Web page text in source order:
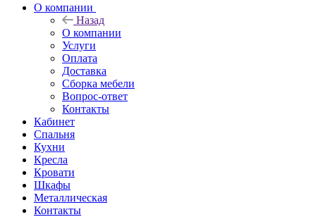
О компании
Назад
О компании
Услуги
Оплата
Доставка
Сборка мебели
Вопрос-ответ
Контакты
Кабинет
Спальня
Кухни
Кресла
Кровати
Шкафы
Металлическая
Контакты